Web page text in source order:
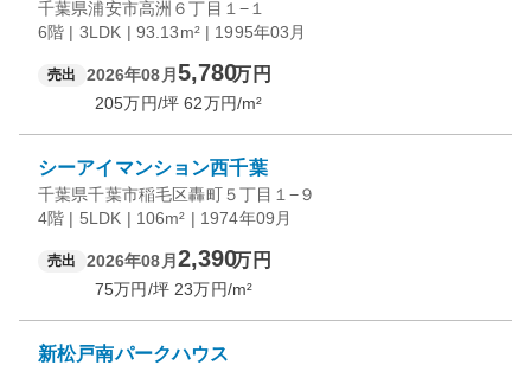
千葉県浦安市高洲６丁目１−１
6階 | 3LDK | 93.13m² | 1995年03月
売出 2026年08月 5,780万円
205万円/坪 62万円/m²
シーアイマンション西千葉
千葉県千葉市稲毛区轟町５丁目１−９
4階 | 5LDK | 106m² | 1974年09月
売出 2026年08月 2,390万円
75万円/坪 23万円/m²
新松戸南パークハウス